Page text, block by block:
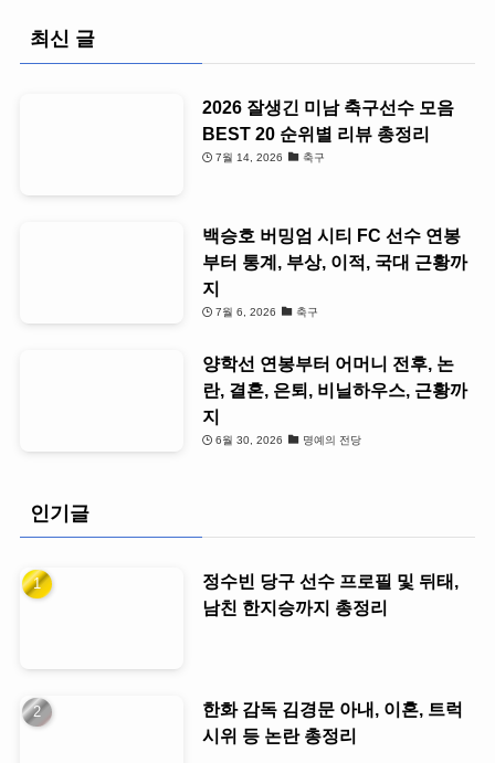
리
최신 글
2026 잘생긴 미남 축구선수 모음
BEST 20 순위별 리뷰 총정리
7월 14, 2026 축구
백승호 버밍엄 시티 FC 선수 연봉
부터 통계, 부상, 이적, 국대 근황까
지
7월 6, 2026 축구
양학선 연봉부터 어머니 전후, 논
란, 결혼, 은퇴, 비닐하우스, 근황까
지
6월 30, 2026 명예의 전당
인기글
정수빈 당구 선수 프로필 및 뒤태,
남친 한지승까지 총정리
한화 감독 김경문 아내, 이혼, 트럭
시위 등 논란 총정리